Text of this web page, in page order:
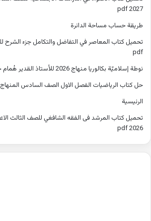
2027 pdf
طريقة حساب مساحة الدائرة
pdf
نوطة إسلاميّة بكالوريا منهاج 2026 للأستاذ القدير هُمام حَمدان المنهاج السوري
حل كتاب الرياضيات الفصل الاول الصف السادس
الرئيسية
تحميل كتاب المرشد فى الفقه الشافغي للصف الثالث
2026 pdf